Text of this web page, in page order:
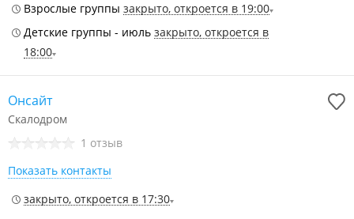
Взрослые группы закрыто, откроется в 19:00
Детские группы - июль закрыто, откроется в
18:00
Онсайт
Скалодром
1 отзыв
Показать контакты
закрыто, откроется в 17:30